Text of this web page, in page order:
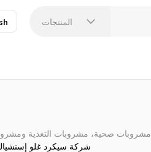
المنتجات
شركة
مشروبات صحية، مشروبات التغذية
شركة سيكرد غلو إسنشيالي